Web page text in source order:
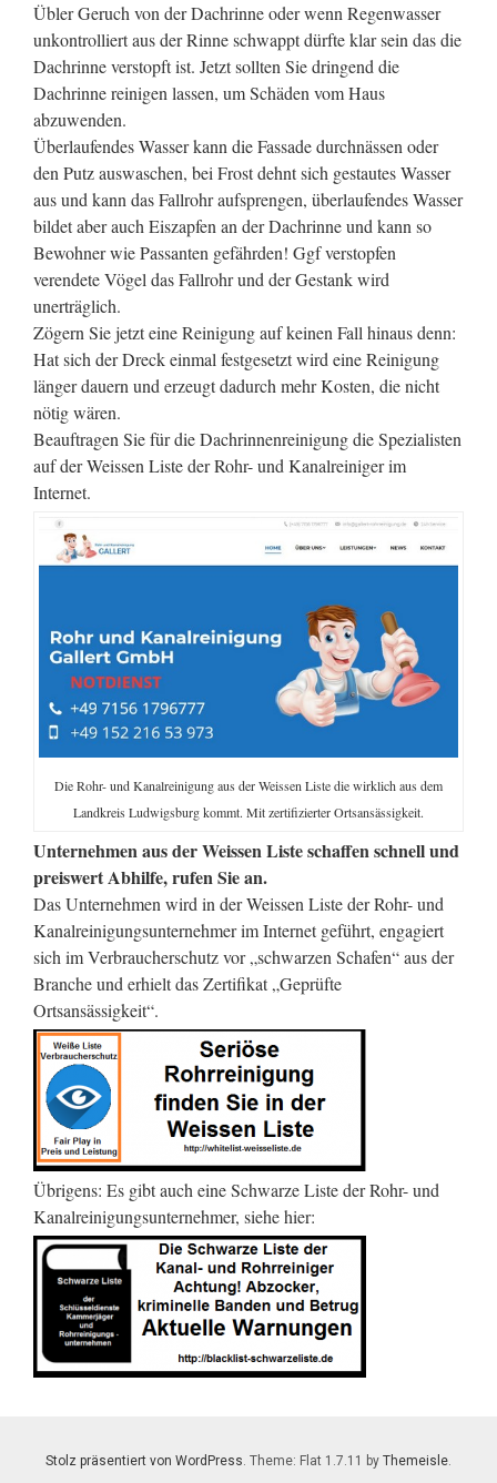
Übler Geruch von der Dachrinne oder wenn Regenwasser
unkontrolliert aus der Rinne schwappt dürfte klar sein das die
Dachrinne verstopft ist. Jetzt sollten Sie dringend die
Dachrinne reinigen lassen, um Schäden vom Haus
abzuwenden.
Überlaufendes Wasser kann die Fassade durchnässen oder
den Putz auswaschen, bei Frost dehnt sich gestautes Wasser
aus und kann das Fallrohr aufsprengen, überlaufendes Wasser
bildet aber auch Eiszapfen an der Dachrinne und kann so
Bewohner wie Passanten gefährden! Ggf verstopfen
verendete Vögel das Fallrohr und der Gestank wird
unerträglich.
Zögern Sie jetzt eine Reinigung auf keinen Fall hinaus denn:
Hat sich der Dreck einmal festgesetzt wird eine Reinigung
länger dauern und erzeugt dadurch mehr Kosten, die nicht
nötig wären.
Beauftragen Sie für die Dachrinnenreinigung die Spezialisten
auf der Weissen Liste der Rohr- und Kanalreiniger im
Internet.
Die Rohr- und Kanalreinigung aus der Weissen Liste die wirklich aus dem
Landkreis Ludwigsburg kommt. Mit zertifizierter Ortsansässigkeit.
Unternehmen aus der Weissen Liste schaffen schnell und
preiswert Abhilfe, rufen Sie an.
Das Unternehmen wird in der Weissen Liste der Rohr- und
Kanalreinigungsunternehmer im Internet geführt, engagiert
sich im Verbraucherschutz vor „schwarzen Schafen“ aus der
Branche und erhielt das Zertifikat „Geprüfte
Ortsansässigkeit“.
Übrigens: Es gibt auch eine Schwarze Liste der Rohr- und
Kanalreinigungsunternehmer, siehe hier:
Stolz präsentiert von WordPress . Theme: Flat 1.7.11 by Themeisle